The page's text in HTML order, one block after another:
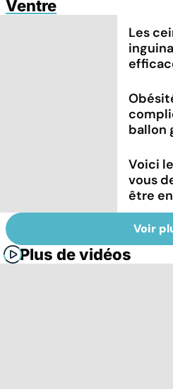
Ventre
Les
ballon
Voici
vous
être
Voir
Plus de vidéos